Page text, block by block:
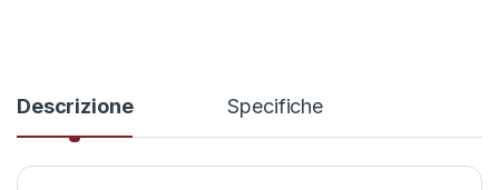
Descrizione Specifiche